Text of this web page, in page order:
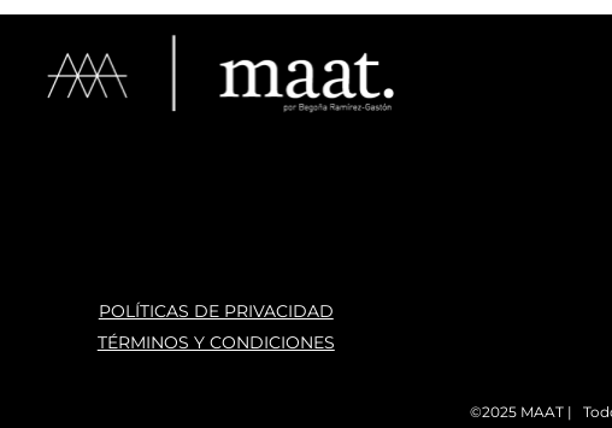
POLÍTICAS DE PRIVACIDAD
TÉRMINOS Y CONDICIONES
©2025 MAAT |